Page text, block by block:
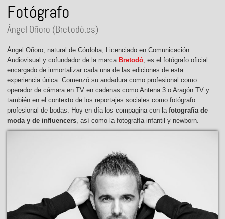
Fotógrafo
Ángel Oñoro (Bretodó.es)
Ángel Oñoro, natural de Córdoba, Licenciado en Comunicación
Audiovisual y cofundador de la marca Bretodó , es el fotógrafo oficial
encargado de inmortalizar cada una de las ediciones de esta
experiencia única. Comenzó su andadura como profesional como
operador de cámara en TV en cadenas como Antena 3 o Aragón TV y
también en el contexto de los reportajes sociales como fotógrafo
profesional de bodas. Hoy en día los compagina con lafotografía de
moda y de influencers , así como la fotografía infantil y newborn.